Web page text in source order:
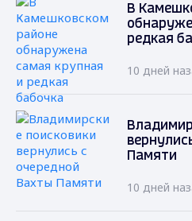
В
редкая
10 дней
Памяти
10 дней